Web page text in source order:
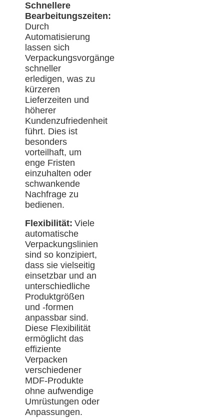
Schnellere
Bearbeitungszeiten:
Durch
Automatisierung
lassen sich
Verpackungsvorgänge
schneller
erledigen, was zu
kürzeren
Lieferzeiten und
höherer
Kundenzufriedenheit
führt. Dies ist
besonders
vorteilhaft, um
enge Fristen
einzuhalten oder
schwankende
Nachfrage zu
bedienen.
Flexibilität: Viele
automatische
Verpackungslinien
sind so konzipiert,
dass sie vielseitig
einsetzbar und an
unterschiedliche
Produktgrößen
und -formen
anpassbar sind.
Diese Flexibilität
ermöglicht das
effiziente
Verpacken
verschiedener
MDF-Produkte
ohne aufwendige
Umrüstungen oder
Anpassungen.